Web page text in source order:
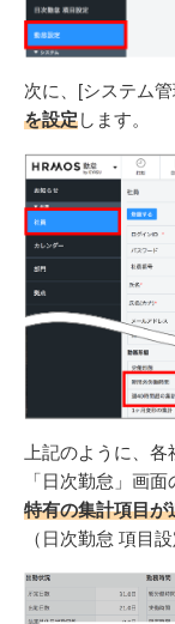
次に、[システム管
を設定します。
上記のように、
「日次勤怠」画
特有の集計項目が
（日次勤怠 項目